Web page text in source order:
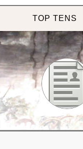
TOP TENS